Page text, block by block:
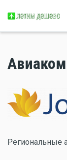
Региональные